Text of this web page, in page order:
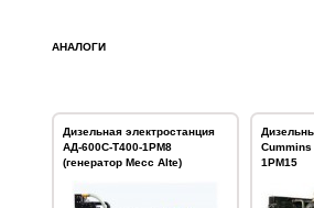
АНАЛОГИ
Дизельная электростанция
АД-600С-Т400-1РМ8
(генератор Mecc Alte)
1РМ15